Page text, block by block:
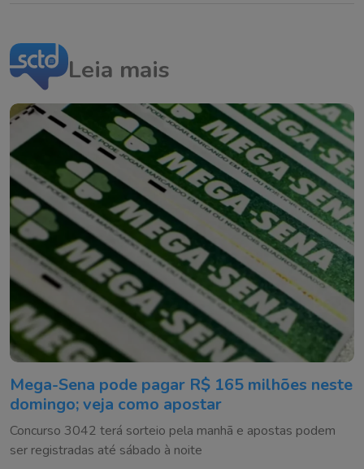
Leia mais
Mega-Sena pode pagar R$ 165 milhões neste
domingo; veja como apostar
Concurso 3042 terá sorteio pela manhã e apostas podem
ser registradas até sábado à noite